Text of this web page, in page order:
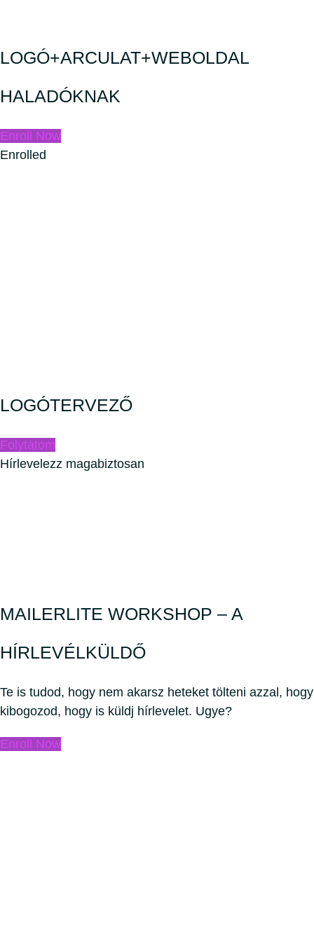
LOGÓ+ARCULAT+WEBOLDAL
HALADÓKNAK
Enroll Now
Enrolled
LOGÓTERVEZŐ
Folytatom
Hírlevelezz magabiztosan
MAILERLITE WORKSHOP – A
HÍRLEVÉLKÜLDŐ
Te is tudod, hogy nem akarsz heteket tölteni azzal, hogy
kibogozod, hogy is küldj hírlevelet. Ugye?
Enroll Now